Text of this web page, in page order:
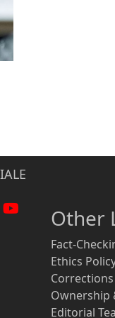
Other
Fact-
Ethics
Ownership
Editorial